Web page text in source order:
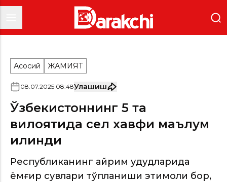
Асосий ЖАМИЯТ
08.07.2025 08:48Улашиш
Ўзбекистоннинг 5 та
вилоятида сел хавфи маълум
қилинди
Республиканинг айрим ҳудудларида
ёмғир сувлари тўпланиши эҳтимоли бор,